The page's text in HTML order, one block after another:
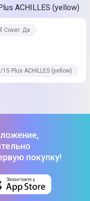
ACHILLES (yellow)
Cover: Да
Plus ACHILLES (yellow)
покупку!